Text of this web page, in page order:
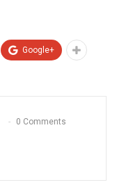
Google+
0 Comments